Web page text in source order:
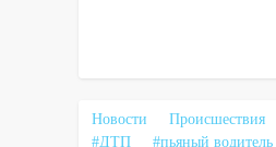
пытаются
не дождавшись
Новости Происшествия
#ДТП
#пьяный водитель